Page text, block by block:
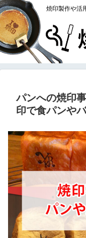
焼印製作や活
パンへの焼印
印で食パンや